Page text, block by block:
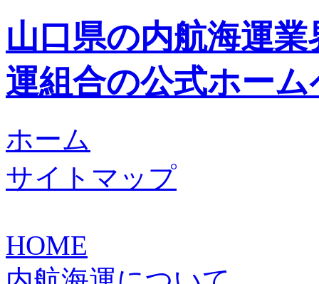
山口県の内航海運
運組合の公式ホー
ホーム
サイトマップ
HOME